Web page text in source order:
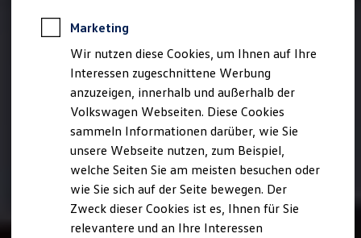
Software, Konnektivität & Apps
California App
VW Connect für Ihren ID. Buzz
VW Connect für Ihren Transporter/Caravelle
VW Connect für Ihren Amarok
VW Connect für andere Modelle
Connect Pro
Fleet Interface Data
Multistop Pathfinder
Übersicht Software Updates
Hilfreiches für Besitzer
Fahrerassistenz- und Sicherheitssysteme
Kontrollleuchten
Kurzfahrprofile und Ölverdünnung
Marketing
Wir nutzen diese Cookies, um Ihnen auf Ihre
Interessen zugeschnittene Werbung
anzuzeigen, innerhalb und außerhalb der
Volkswagen Webseiten. Diese Cookies
sammeln Informationen darüber, wie Sie
unsere Webseite nutzen, zum Beispiel,
welche Seiten Sie am meisten besuchen oder
wie Sie sich auf der Seite bewegen. Der
Zweck dieser Cookies ist es, Ihnen für Sie
relevantere und an Ihre Interessen